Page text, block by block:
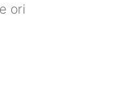
ori